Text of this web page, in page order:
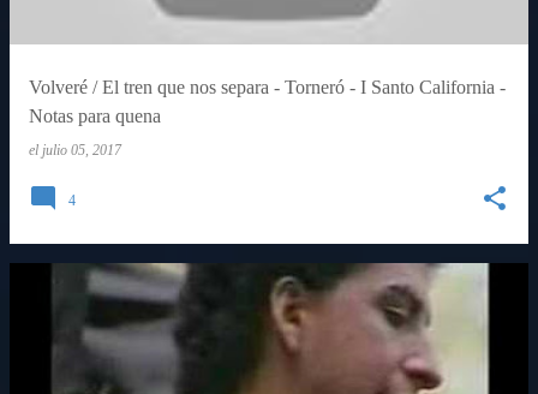
Volveré / El tren que nos separa - Torneró - I Santo California -
Notas para quena
el julio 05, 2017
4